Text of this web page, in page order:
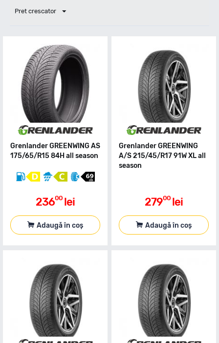
Pret crescator
Grenlander GREENWING AS
175/65/R15 84H all season
23600 lei
Adaugă în coș
Grenlander GREENWING
A/S 215/45/R17 91W XL all
season
27900 lei
Adaugă în coș